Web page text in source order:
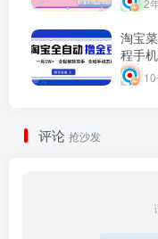
2
淘宝
程手
评论 抢沙发